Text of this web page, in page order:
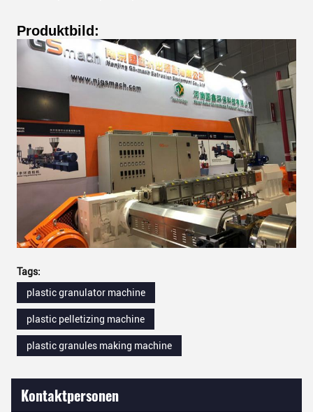
Produktbild:
Tags:
plastic granulator machine
plastic pelletizing machine
plastic granules making machine
Kontaktpersonen